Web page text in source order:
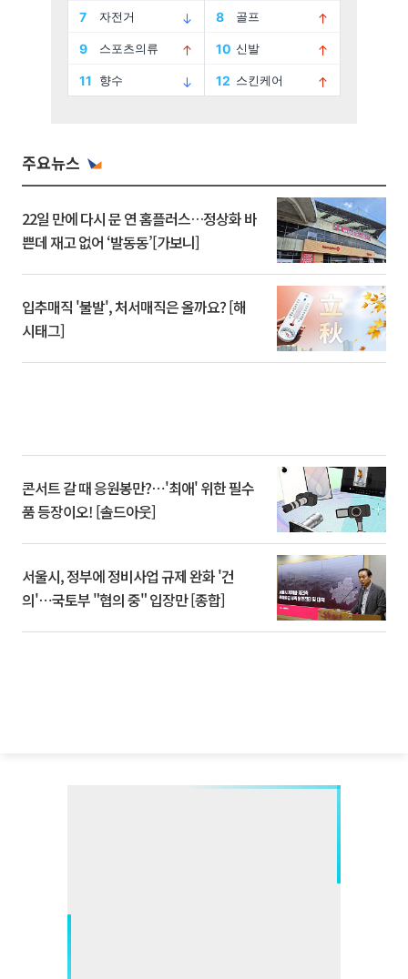
주요뉴스
22일 만에 다시 문 연 홈플러스…정상화 바
쁜데 재고 없어 ‘발동동’[가보니]
입추매직 '불발', 처서매직은 올까요? [해
시태그]
콘서트 갈 때 응원봉만?⋯'최애' 위한 필수
품 등장이오! [솔드아웃]
서울시, 정부에 정비사업 규제 완화 '건
의'⋯국토부 "협의 중" 입장만 [종합]